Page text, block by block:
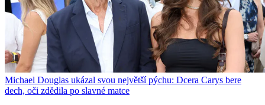
Michael Douglas ukázal svou největší pýchu: Dcera Carys bere
dech, oči zdědila po slavné matce